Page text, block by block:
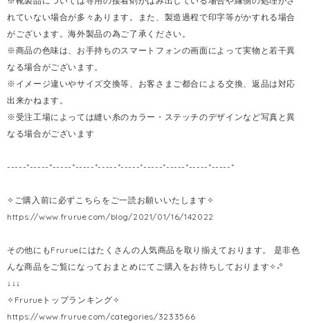
れていない場合が多々あります。また、製造過程で印字等がかすれる場合
がございます。海外製品の為ご了承ください。
※商品の色味は、お手持ちのスマートフォンの画面によって実物と若干異
なる場合がございます。
※イメージ違いやサイズ交換等、お客さまご都合による交換、返品は対応
出来かねます。
※受注工場によっては縫い糸のカラー・ステッチのデザインなど写真と異
なる場合がございます
-----*-----*-----*-----*-----*-----*-----*-----*-----*-----*
✧ご購入前に必ずこちらをご一読お願いいたします✧
https://www.frurue.com/blog/2021/01/16/142022
その他にもFrurueにはたくさんの人気商品を取り揃えております。 是非色
んな商品をご覧になっておまとめにてご購入をお待ちしております✧˖°
↓↓↓
✧Frurueトップランキング✧
https://www.frurue.com/categories/3233566